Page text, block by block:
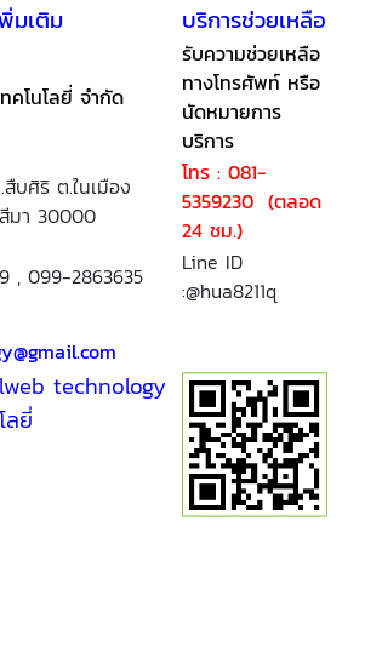
มเติม บริการช่วยเหลือ
คโนโลยี่ จำกัด
รับความช่วยเหลือ
ทางโทรศัพท์ หรือ
นัดหมายการ
บริการ
บศิริ ต.ในเมือง
มา 30000
โทร : 081-
5359230 (ตลอด
24 ชม.)
, 099-2863635
Line ID
:@hua8211q
technology
ลยี่